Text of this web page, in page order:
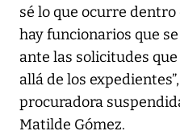
sé lo que ocurre
hay funcionarios que
ante las solicitudes
allá de los
procuradora
Matilde Gómez.